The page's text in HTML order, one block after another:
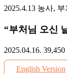
2025.4.13 농사,
“부처님 오신
2025.04.16. 39,450
English Version